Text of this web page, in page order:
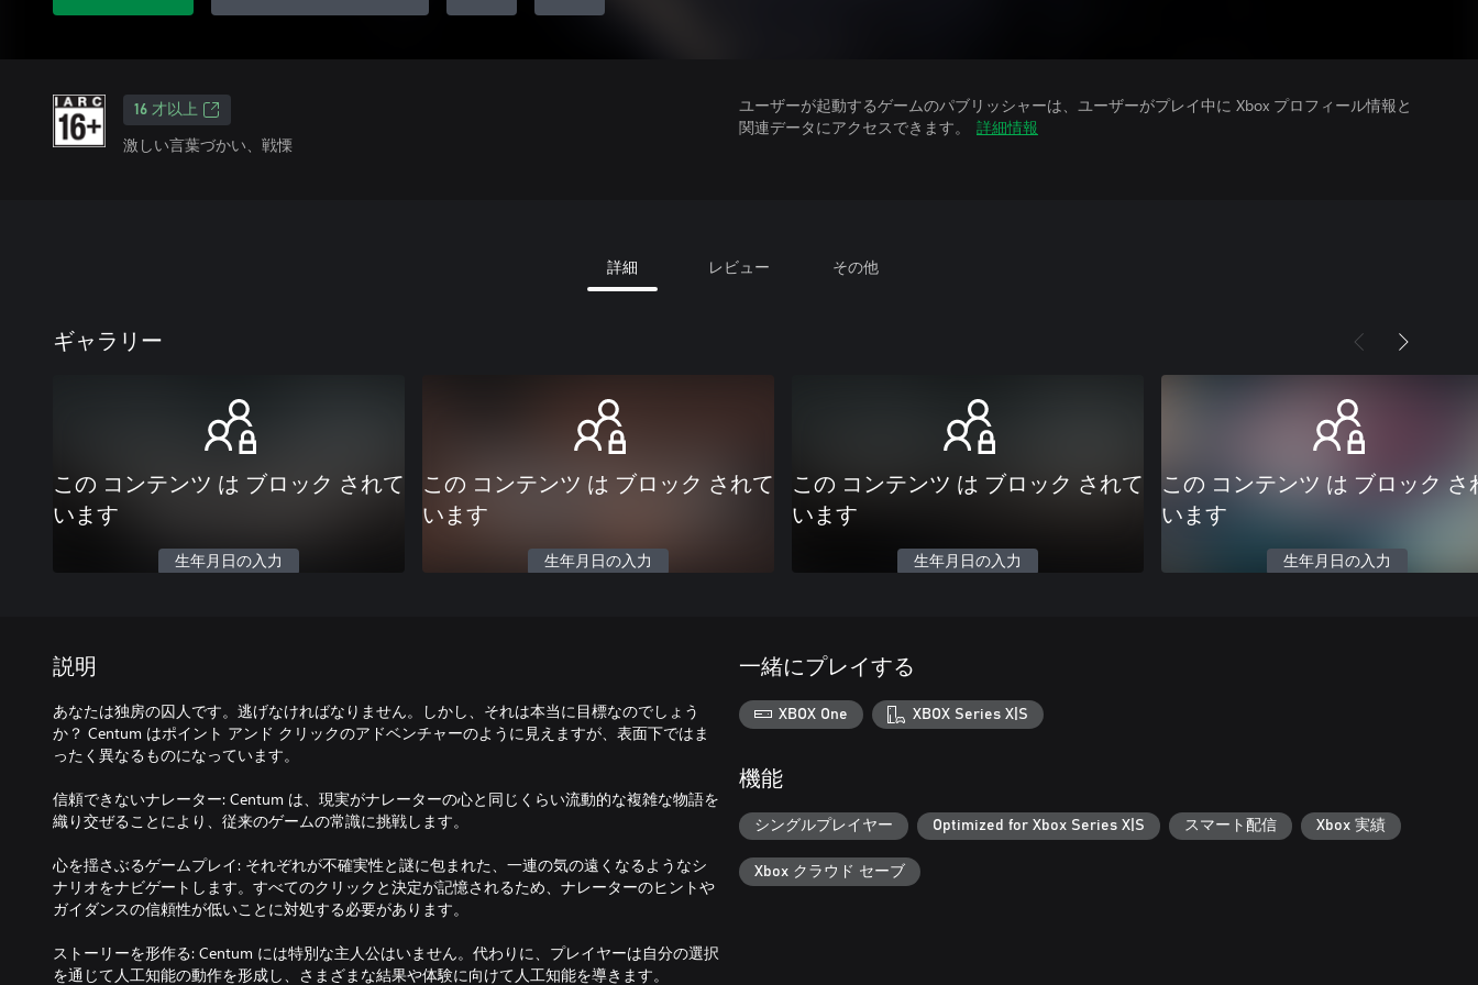
16 才以上
激しい言葉づかい、戦慄
ユーザーが起動するゲームのパブリッシャーは、ユーザーがプレイ中に Xbox プロフィール情報と
関連データにアクセスできます。
詳細情報
詳細 レビュー その他
ギャラリー
この コンテンツ は ブロック されて
います
生年月日の入力
この コンテンツ は ブロック されて
います
生年月日の入力
この コンテンツ は ブロック されて
います
生年月日の入力
この コンテンツ は ブロック さ
います
生年月日の入力
説明
あなたは独房の囚人です。逃げなければなりません。しかし、それは本当に目標なのでしょう
か？ Centum はポイント アンド クリックのアドベンチャーのように見えますが、表面下ではま
ったく異なるものになっています。
信頼できないナレーター: Centum は、現実がナレーターの心と同じくらい流動的な複雑な物語を
織り交ぜることにより、従来のゲームの常識に挑戦します。
心を揺さぶるゲームプレイ: それぞれが不確実性と謎に包まれた、一連の気の遠くなるようなシ
ナリオをナビゲートします。すべてのクリックと決定が記憶されるため、ナレーターのヒントや
ガイダンスの信頼性が低いことに対処する必要があります。
ストーリーを形作る: Centum には特別な主人公はいません。代わりに、プレイヤーは自分の選択
を通じて人工知能の動作を形成し、さまざまな結果や体験に向けて人工知能を導きます。
一緒にプレイする
XBOX One XBOX Series X|S
機能
シングルプレイヤー Optimized for Xbox Series X|S スマート配信 Xbox 実績
Xbox クラウド セーブ